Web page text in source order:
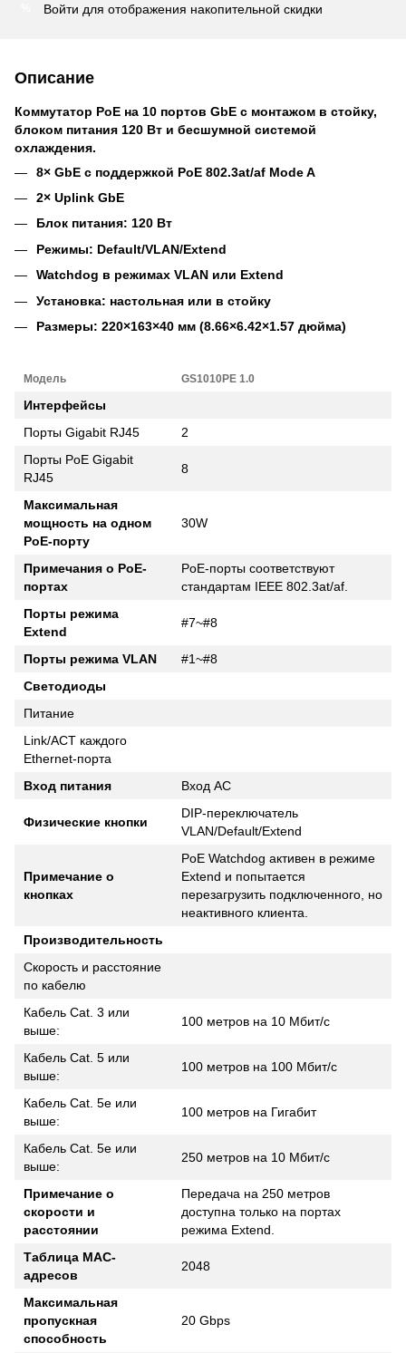
Войти для отображения накопительной скидки
Описание
Коммутатор PoE на 10 портов GbE с монтажом в стойку,
блоком питания 120 Вт и бесшумной системой
охлаждения.
8× GbE с поддержкой PoE 802.3at/af Mode A
2× Uplink GbE
Блок питания: 120 Вт
Режимы: Default/VLAN/Extend
Watchdog в режимах VLAN или Extend
Установка: настольная или в стойку
Размеры: 220×163×40 мм (8.66×6.42×1.57 дюйма)
Модель GS1010PE 1.0
Интерфейсы
Порты Gigabit RJ45
2
Порты PoE Gigabit
RJ45
8
Максимальная
мощность на одном
PoE-порту
30W
Примечания о PoE-
портах
PoE-порты соответствуют
стандартам IEEE 802.3at/af.
Порты режима
Extend
#7~#8
Порты режима VLAN
#1~#8
Светодиоды
Питание
Link/ACT каждого
Ethernet-порта
Вход питания
Вход AC
Физические кнопки
DIP-переключатель
VLAN/Default/Extend
Примечание о
кнопках
PoE Watchdog активен в режиме
Extend и попытается
перезагрузить подключенного, но
неактивного клиента.
Производительность
Скорость и расстояние
по кабелю
Кабель Cat. 3 или
выше:
100 метров на 10 Мбит/с
Кабель Cat. 5 или
выше:
100 метров на 100 Мбит/с
Кабель Cat. 5e или
выше:
100 метров на Гигабит
Кабель Cat. 5e или
выше:
250 метров на 10 Мбит/с
Примечание о
скорости и
расстоянии
Передача на 250 метров
доступна только на портах
режима Extend.
Таблица MAC-
адресов
2048
Максимальная
пропускная
способность
20 Gbps